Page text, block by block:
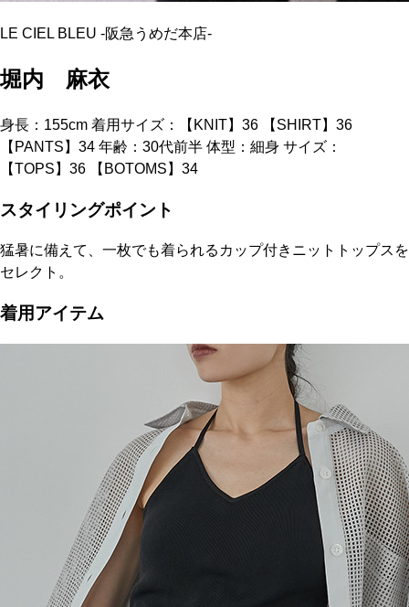
LE CIEL BLEU -阪急うめだ本店-
堀内 麻衣
身長：155cm 着用サイズ：【KNIT】36 【SHIRT】36
【PANTS】34 年齢：30代前半 体型：細身 サイズ：
【TOPS】36 【BOTOMS】34
スタイリングポイント
猛暑に備えて、一枚でも着られるカップ付きニットトップスを
セレクト。
着用アイテム